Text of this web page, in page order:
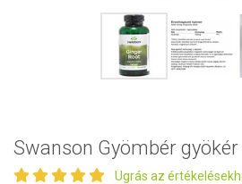
Swanson Gyömbér
Ugrás az